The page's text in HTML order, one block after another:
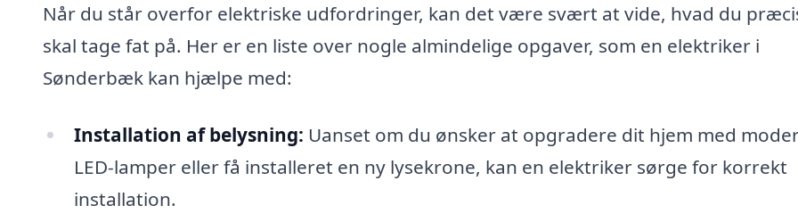
Når du står overfor elektriske udfordringer, kan det være svært at vide, hvad du
skal tage fat på. Her er en liste over nogle almindelige opgaver, som en elektriker i
Sønderbæk kan hjælpe med:
Installation af belysning: Uanset om du ønsker at opgradere dit hjem med
LED-lamper eller få installeret en ny lysekrone, kan en elektriker sørge for korrekt
installation.